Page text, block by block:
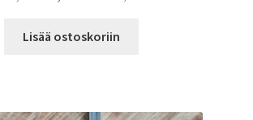
oli:
on:
Lisää ostoskoriin